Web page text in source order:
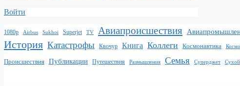
Войти
1080p Airbus Sukhoi Superjet TV Авиапроисшествия
История Катастрофы Квочур Книга Коллеги Космонавтика
Происшествия Публикации Путешествия Размышления Семья Суперджет Сухой